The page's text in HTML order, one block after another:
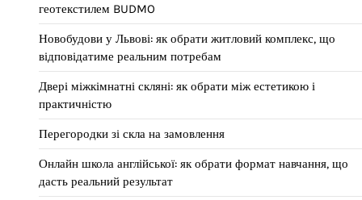
геотекстилем BUDMO
Новобудови у Львові: як обрати житловий комплекс, що
відповідатиме реальним потребам
Двері міжкімнатні скляні: як обрати між естетикою і
практичністю
Перегородки зі скла на замовлення
Онлайн школа англійської: як обрати формат навчання, що
дасть реальний результат